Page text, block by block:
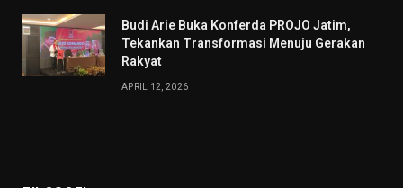
Budi Arie Buka Konferda PROJO Jatim,
Tekankan Transformasi Menuju Gerakan
Rakyat
APRIL 12, 2026